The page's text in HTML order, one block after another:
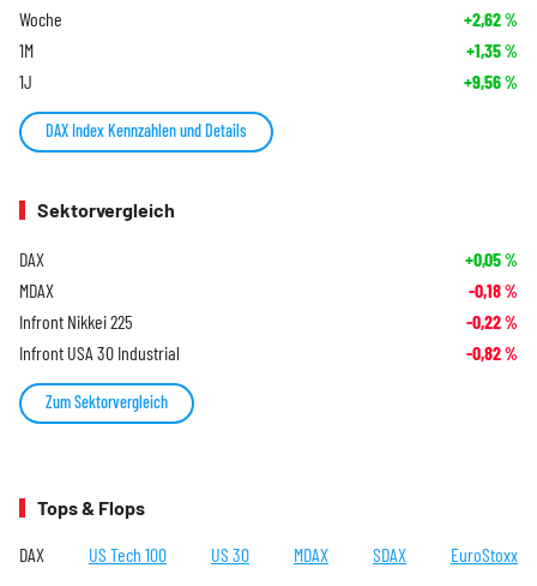
Woche +2,62%
1M +1,35%
1J +9,56%
DAX Index Kennzahlen und Details
Sektorvergleich
DAX +0,05%
MDAX -0,18%
Infront Nikkei 225 -0,22%
Infront USA 30 Industrial -0,82%
Zum Sektorvergleich
Tops & Flops
DAX US Tech 100 US 30 MDAX SDAX EuroStoxx